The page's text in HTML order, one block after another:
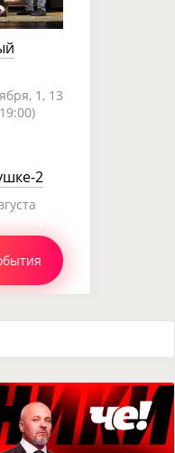
1, 13
2